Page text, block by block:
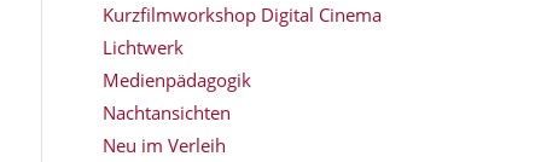
Kurzfilmworkshop Digital Cinema
Lichtwerk
Medienpädagogik
Nachtansichten
Neu im Verleih